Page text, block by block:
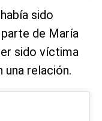
sido
de María
sido víctima
relación.